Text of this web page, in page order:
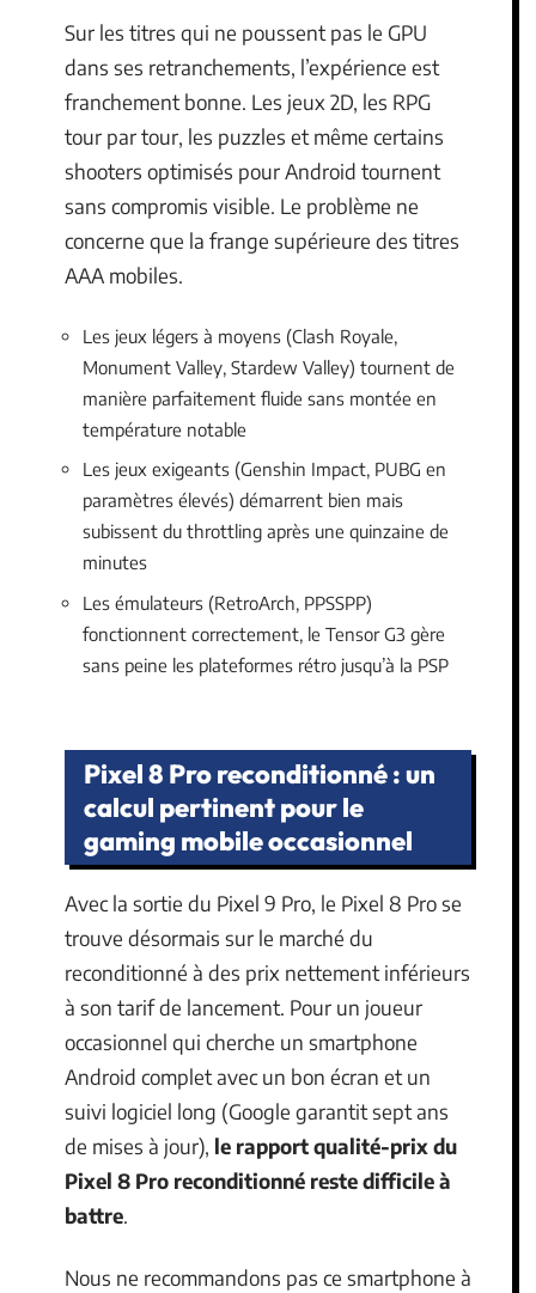
Sur les titres qui ne poussent pas le GPU
dans ses retranchements, l’expérience est
franchement bonne. Les jeux 2D, les RPG
tour par tour, les puzzles et même certains
shooters optimisés pour Android tournent
sans compromis visible. Le problème ne
concerne que la frange supérieure des titres
AAA mobiles.
Les jeux légers à moyens (Clash Royale,
Monument Valley, Stardew Valley) tournent de
manière parfaitement fluide sans montée en
température notable
Les jeux exigeants (Genshin Impact, PUBG en
paramètres élevés) démarrent bien mais
subissent du throttling après une quinzaine de
minutes
Les émulateurs (RetroArch, PPSSPP)
fonctionnent correctement, le Tensor G3 gère
sans peine les plateformes rétro jusqu’à la PSP
Pixel 8 Pro reconditionné : un
calcul pertinent pour le
gaming mobile occasionnel
Avec la sortie du Pixel 9 Pro, le Pixel 8 Pro se
trouve désormais sur le marché du
reconditionné à des prix nettement inférieurs
à son tarif de lancement. Pour un joueur
occasionnel qui cherche un smartphone
Android complet avec un bon écran et un
suivi logiciel long (Google garantit sept ans
de mises à jour), le rapport qualité-prix du
Pixel 8 Pro reconditionné reste difficile à
battre.
Nous ne recommandons pas ce smartphone à